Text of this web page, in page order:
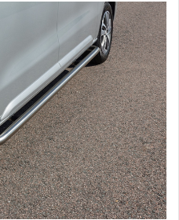
gekozen
worden
op
de
productpagina